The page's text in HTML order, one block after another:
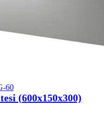
60
(600x150x300)